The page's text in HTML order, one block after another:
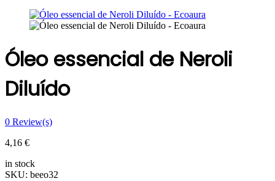
Óleo essencial de Neroli
Diluído
0 Review(s)
4,16 €
in stock
SKU: beeo32